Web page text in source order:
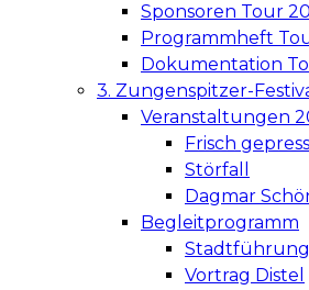
Sponsoren Tour
Programmheft
Dokumentation
3. Zungenspitzer-
Veranstaltungen
Frisch
Störfall
Dagmar
Begleitprogramm
Stadtführung
Vortrag Distel